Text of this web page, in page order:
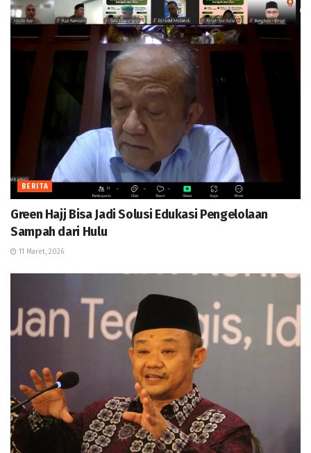
BERITA
Green Hajj Bisa Jadi Solusi Edukasi Pengelolaan
Sampah dari Hulu
11 Maret, 2026